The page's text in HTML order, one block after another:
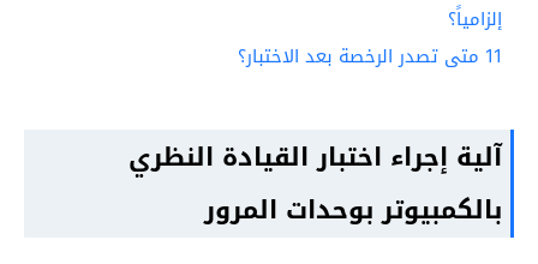
إلزامياً؟
11 متى تصدر الرخصة بعد الاختبار؟
آلية إجراء اختبار القيادة النظري
بالكمبيوتر بوحدات المرور